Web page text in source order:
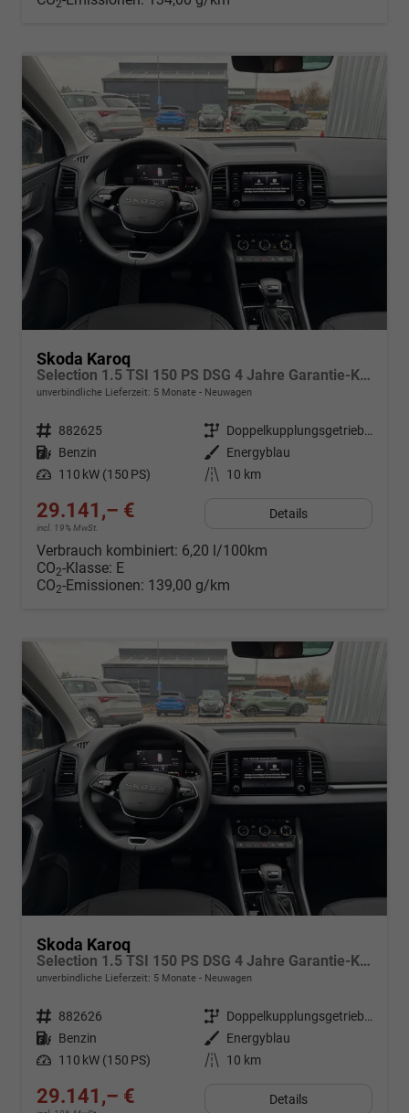
2
Skoda Karoq
Selection 1.5 TSI 150 PS DSG 4 Jahre Garantie-Keyless Start-AppleCarPlay-AndroidAuto-Sunset-Tempomat-2-Zonen-Klima-16''Alu
unverbindliche Lieferzeit: 5 Monate Neuwagen
Fahrzeugnr. 882625 Getriebe
Doppelkupplungsgetriebe (DSG)
Kraftstoff Benzin Außenfarbe
Energyblau
Leistung 110 kW (150 PS) Kilometerstand 10 km
29.141,– €
incl. 19% MwSt.
Details
Verbrauch kombiniert: 6,20 l/100km
CO2-Klasse: E
CO2-Emissionen: 139,00 g/km
Skoda Karoq
Selection 1.5 TSI 150 PS DSG 4 Jahre Garantie-Keyless Start-AppleCarPlay-AndroidAuto-Sunset-Tempomat-2-Zonen-Klima-16''Alu
unverbindliche Lieferzeit: 5 Monate Neuwagen
Fahrzeugnr. 882626 Getriebe
Doppelkupplungsgetriebe (DSG)
Kraftstoff Benzin Außenfarbe
Energyblau
Leistung 110 kW (150 PS) Kilometerstand 10 km
29.141,– € Details